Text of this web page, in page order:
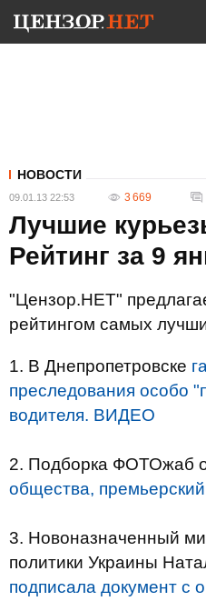
НОВОСТИ
09.01.13 22:53 3 669
Лучшие
Рейтинг за 9
"Цензор.НЕТ"
рейтингом самых
1. В Днепропетровске
преследования особо
водителя. ВИДЕО
2. Подборка ФОТОжаб
общества, премьерский
3. Новоназначенный
политики Украины
подписала документ с